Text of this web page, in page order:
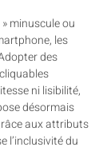
minuscule ou
les
des
ni lisibilité,
désormais
aux attributs
l’inclusivité du